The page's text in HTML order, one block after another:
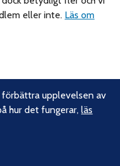
eller inte. Läs om
förbättra upplevelsen av
hur det fungerar,läs